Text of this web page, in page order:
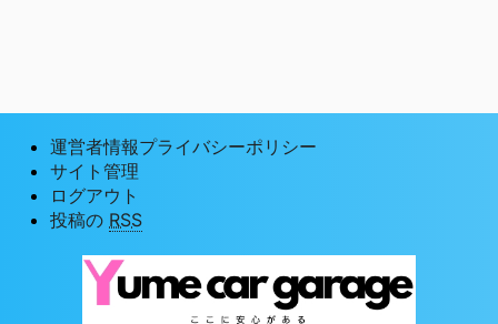
運営者情報プライバシーポリシー
サイト管理
ログアウト
投稿の RSS